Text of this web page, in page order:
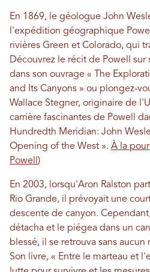
En 1869, le géologue John
l'expédition géographique
rivières Green et Colorado, qui
Découvrez le récit de Powell sur
dans son ouvrage « The
and Its Canyons » ou plongez-
Wallace Stegner, originaire de
carrière fascinantes de Powell
Hundredth Meridian: John
Opening of the West ». À la
Powell )
En 2003, lorsqu'Aron Ralston
Rio Grande, il prévoyait une
descente de canyon.
détacha et le piégea dans un
blessé, il se retrouva sans
Son livre, « Entre le marteau et